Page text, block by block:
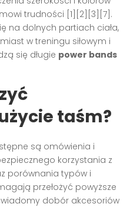
trudności [1][2][3][7].
na dolnych partiach ciała,
w treningu siłowym i
się długie power bands
taśm?
są omówienia i
korzystania z
porównania typów i
przełożyć powyższe
dobór akcesoriów